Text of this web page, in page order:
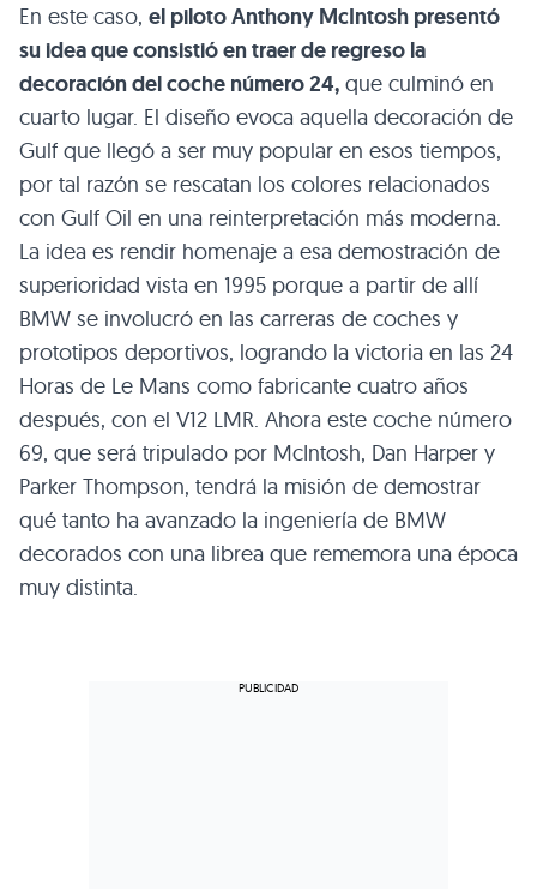
En este caso, el piloto Anthony McIntosh presentó
su idea que consistió en traer de regreso la
decoración del coche número 24, que culminó en
cuarto lugar. El diseño evoca aquella decoración de
Gulf que llegó a ser muy popular en esos tiempos,
por tal razón se rescatan los colores relacionados
con Gulf Oil en una reinterpretación más moderna.
La idea es rendir homenaje a esa demostración de
superioridad vista en 1995 porque a partir de allí
BMW se involucró en las carreras de coches y
prototipos deportivos, logrando la victoria en las 24
Horas de Le Mans como fabricante cuatro años
después, con el V12 LMR. Ahora este coche número
69, que será tripulado por McIntosh, Dan Harper y
Parker Thompson, tendrá la misión de demostrar
qué tanto ha avanzado la ingeniería de BMW
decorados con una librea que rememora una época
muy distinta.